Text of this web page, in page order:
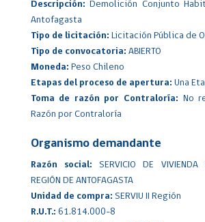
Descripción: Demolición Conjunto
Antofagasta
Tipo de licitación: Licitación Pública de
Tipo de convocatoria: ABIERTO
Moneda: Peso Chileno
Etapas del proceso de apertura: Una
Toma de razón por Contraloría: No
Razón por Contraloría
Organismo demandante
Razón social: SERVICIO DE VIVIENDA
REGIÓN DE ANTOFAGASTA
Unidad de compra: SERVIU II Región
R.U.T.: 61.814.000-8